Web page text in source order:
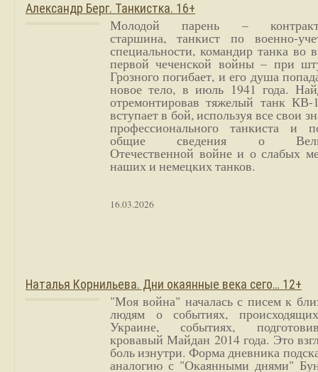
Александр Берг. Танкистка. 16+
Молодой парень –
старшина, танкист по военно-
специальности, командир танка во
первой чеченской войны – при
Грозного погибает, и его душа
новое тело, в июль 1941 года.
отремонтировав тяжелый танк
вступает в бой, используя все свои
профессионального танкиста и
общие сведения о
Отечественной войне и о слабых
наших и немецких танков.
16.03.2026
Наталья Корнильева. Дни окаянные века сего… 12+
"Моя война" началась с писем к
людям о событиях,
Украине, событиях,
кровавый Майдан 2014 года. Это
боль изнутри. Форма дневника
аналогию с "Окаянными днями"